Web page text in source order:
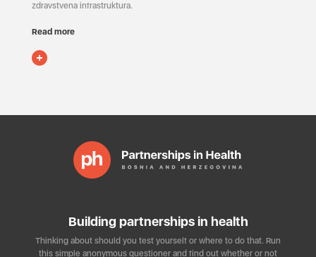
zdravstvena infrastruktura.
Read more
Building partnerships in health
Thinking about should you test yourself or where to do that. Run
this simple anonymous questioner and find out whether or not